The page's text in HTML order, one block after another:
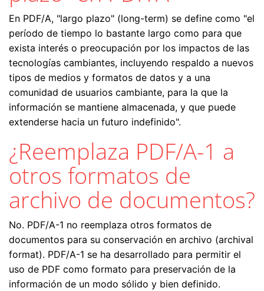
En PDF/A, "largo plazo" (long-term) se define como "el
período de tiempo lo bastante largo como para que
exista interés o preocupación por los impactos de las
tecnologías cambiantes, incluyendo respaldo a nuevos
tipos de medios y formatos de datos y a una
comunidad de usuarios cambiante, para la que la
información se mantiene almacenada, y que puede
extenderse hacia un futuro indefinido".
¿Reemplaza PDF/A-1 a
otros formatos de
archivo de documentos?
No. PDF/A-1 no reemplaza otros formatos de
documentos para su conservación en archivo (archival
format). PDF/A-1 se ha desarrollado para permitir el
uso de PDF como formato para preservación de la
información de un modo sólido y bien definido.